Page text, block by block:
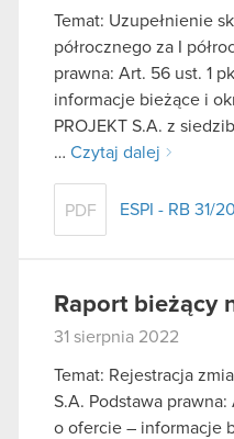
Temat: Uzupełnienie
półrocznego za I
prawna: Art. 56 ust. 1
informacje bieżące i
PROJEKT S.A. z
… Czytaj dalej
PDF ESPI - RB 31/
Raport bieżący
31 sierpnia 2022
Temat: Rejestracja
S.A. Podstawa
o ofercie – informacje